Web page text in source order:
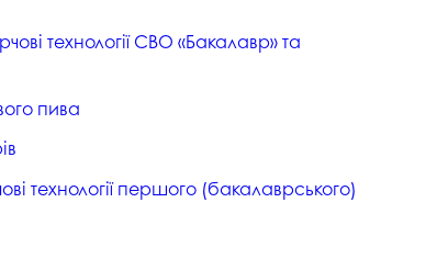
технології СВО «Бакалавр» та
пива
технології першого (бакалаврського)